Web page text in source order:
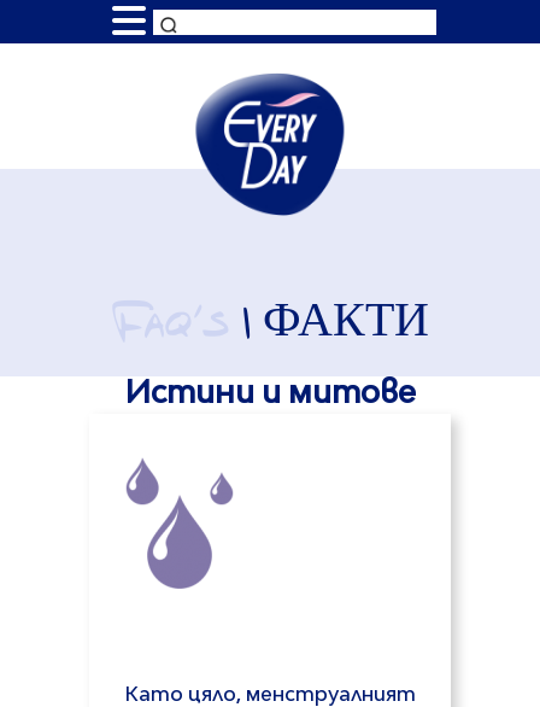
FAQ'S | ФАКТИ
Истини и митове
Като цяло, менструалният